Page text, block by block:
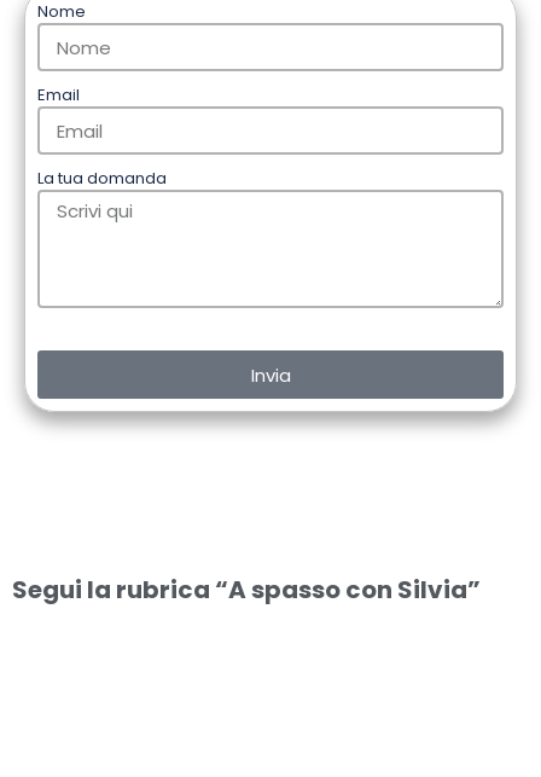
Nome
Email
La tua domanda
Invia
Segui la rubrica “A spasso con Silvia”